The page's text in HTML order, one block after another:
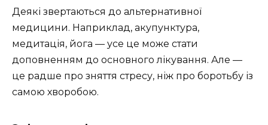
Деякі звертаються до альтернативної
медицини. Наприклад, акупунктура,
медитація, йога — усе це може стати
доповненням до основного лікування. Але —
це радше про зняття стресу, ніж про боротьбу із
самою хворобою.